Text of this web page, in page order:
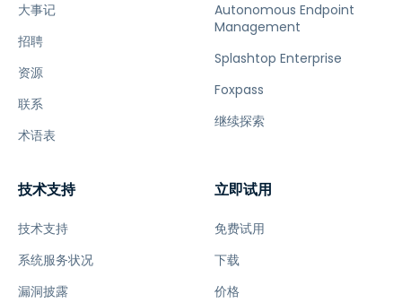
大事记
招聘
资源
联系
术语表
Autonomous Endpoint
Management
Splashtop Enterprise
Foxpass
继续探索
技术支持
技术支持
系统服务状况
漏洞披露
立即试用
免费试用
下载
价格